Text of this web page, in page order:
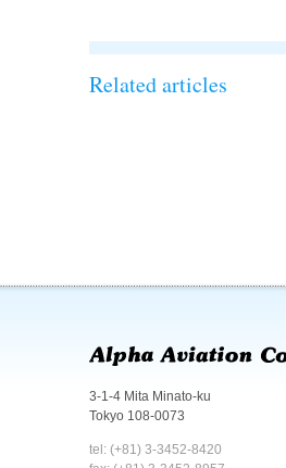
Related articles
3-1-4 Mita Minato-ku
Tokyo 108-0073
tel: (+81) 3-3452-8420